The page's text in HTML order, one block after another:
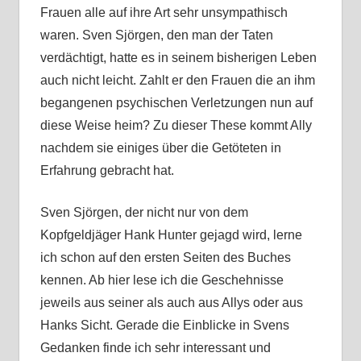
Frauen alle auf ihre Art sehr unsympathisch
waren. Sven Sjörgen, den man der Taten
verdächtigt, hatte es in seinem bisherigen Leben
auch nicht leicht. Zahlt er den Frauen die an ihm
begangenen psychischen Verletzungen nun auf
diese Weise heim? Zu dieser These kommt Ally
nachdem sie einiges über die Getöteten in
Erfahrung gebracht hat.
Sven Sjörgen, der nicht nur von dem
Kopfgeldjäger Hank Hunter gejagd wird, lerne
ich schon auf den ersten Seiten des Buches
kennen. Ab hier lese ich die Geschehnisse
jeweils aus seiner als auch aus Allys oder aus
Hanks Sicht. Gerade die Einblicke in Svens
Gedanken finde ich sehr interessant und